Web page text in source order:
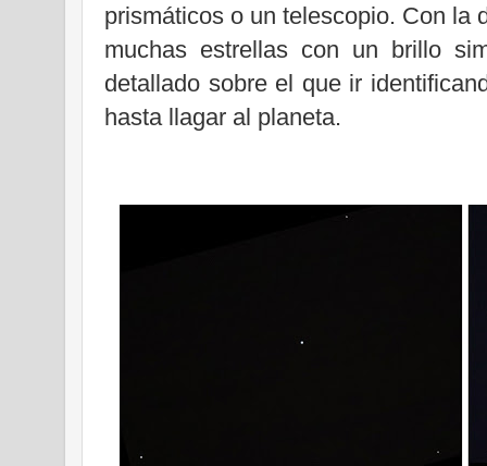
prismáticos o un telescopio. Con la
muchas estrellas con un brillo
detallado sobre el que ir
hasta llagar al planeta.